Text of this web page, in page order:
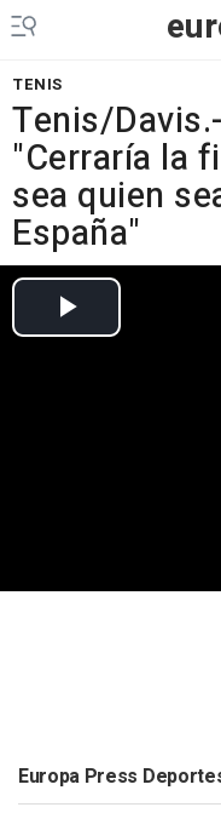
TENIS
Tenis/
"Cerraría la
sea quien
España"
Europa Press